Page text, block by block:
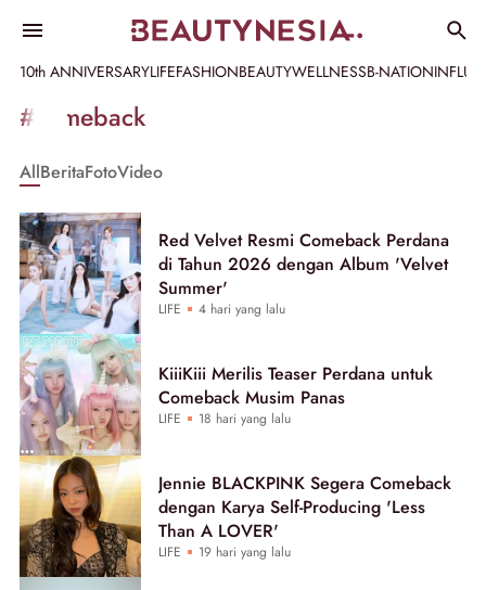
10th ANNIVERSARYLIFEFASHIONBEAUTYWELLNESSB-NATION
Informasi
[GET_DATA_TITLE]
Beautynesia
#comeback
AllBeritaFotoVideo
Red Velvet Resmi Comeback Perdana
di Tahun 2026 dengan Album 'Velvet
Summer'
LIFE 4 hari yang lalu
KiiiKiii Merilis Teaser Perdana untuk
Comeback Musim Panas
LIFE 18 hari yang lalu
Jennie BLACKPINK Segera Comeback
dengan Karya Self-Producing 'Less
Than A LOVER'
LIFE 19 hari yang lalu